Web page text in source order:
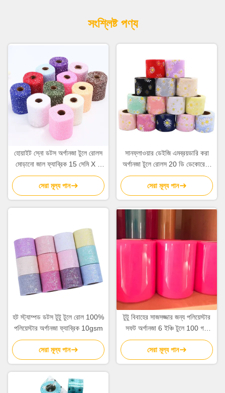
সংশ্লিষ্ট পণ্য
হোয়াইট স্নো ডটস অর্গানজা টুলে রোলস
মোড়ানো জাল ফ্যাব্রিক 15 সেমি X 5
গজ
সেরা মূল্য পান
সানফ্লাওয়ার ডেইজি এমব্রয়ডারি করা
অর্গানজা টুলে রোলস 20 ডি ডেকোরেশন
ক্রাফটস
সেরা মূল্য পান
হট স্ট্যাম্পড ডটস টুটু টুলে রোল 100%
পলিয়েস্টার অর্গানজা ফ্যাব্রিক 10gsm
সেরা মূল্য পান
টুটু বিবাহের সাজসজ্জার জন্য পলিয়েস্টার
সফট অর্গানজা 6 ইঞ্চি টুলে 100 গজ
স্পুল
সেরা মূল্য পান